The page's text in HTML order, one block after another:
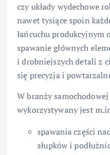
czy układy wydechowe
nawet tysiące spoin
łańcuchu produkcyjnym
spawanie głównych
i drobniejszych detali z
się precyzja i
W branży
wykorzystywany jest
spawania części
słupków i